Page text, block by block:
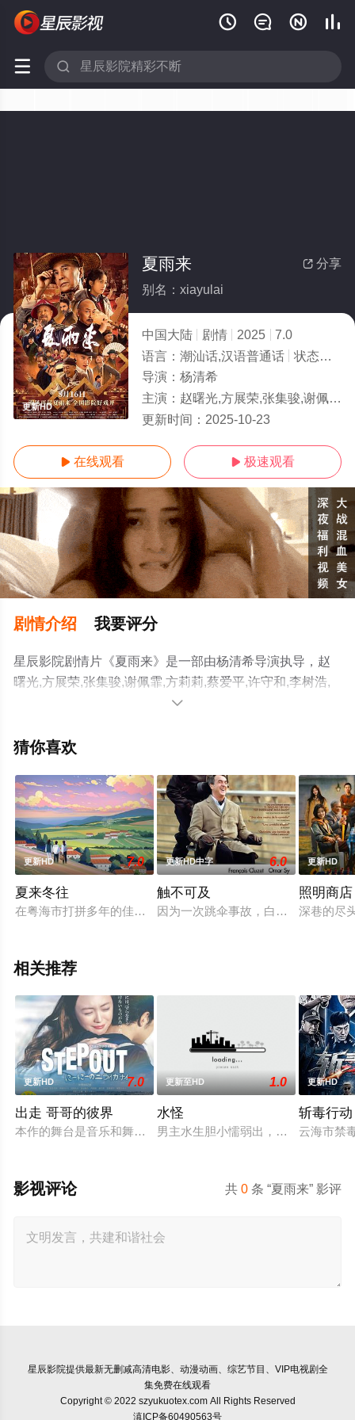
   
 
更新HD
 分享
夏雨来
别名：xiayulai
中国大陆 剧情 2025
7.0
语言： 潮汕话,汉语普通话 状态：
导演： 杨清希
主演： 赵曙光,方展荣,张集骏,谢佩霏,方莉莉,蔡爱平,许守和,李树浩,纪传泽,苏细珍,曾赛英,张鸿华,陈晓娴
更新时间： 2025-10-23
 在线观看  极速观看
剧情介绍 我要评分
星辰影院剧情片《夏雨来》是一部由杨清希导演执导，赵
曙光,方展荣,张集骏,谢佩霏,方莉莉,蔡爱平,许守和,李树浩,
纪传泽,苏细珍,曾赛英,张鸿华,陈晓娴等明星演员精彩演绎
全就上星辰影视，更多相关信息可移步至豆瓣电影、电视

猜你喜欢
更新HD 7.0
夏来冬往
在粤海市打拼多年的佳妮与男友志远，最近因为结婚买房的事产
更新HD中字 6.0
触不可及
因为一次跳伞事故，白人富翁菲利普
更新HD
照明商店
深巷的尽
相关推荐
更新HD 7.0
出走 哥哥的彼界
本作的舞台是音乐和舞蹈融入生活的冲绳。与母亲朱音、妹妹舞
更新至HD 1.0
水怪
男主水生胆小懦弱出，生在捕鱼家庭
更新HD
斩毒行动
云海市禁
共0 条 “夏雨来” 影评
影视评论
星辰影院提供最新无删减高清电影、动漫动画、综艺节目、VIP电视剧全
集免费在线观看
Copyright © 2022 szyukuotex.com All Rights Reserved
滇ICP备60490563号